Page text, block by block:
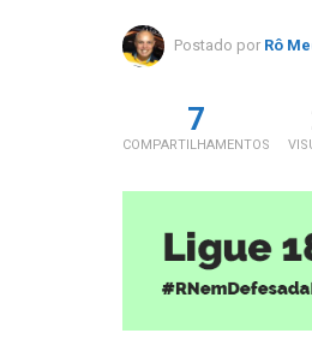
Postado por Rô
7
COMPARTILHAMENTOS